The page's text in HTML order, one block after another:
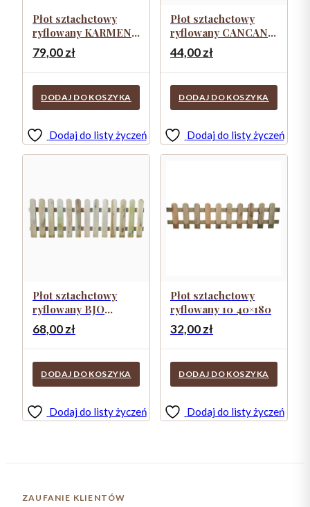
Płot sztachetowy
ryflowany KARMEN
80×180
79,00zł
DODAJ DO KOSZYKA
Dodaj do listy życzeń
Płot sztachetowy
ryflowany CANCAN
60×180
44,00zł
DODAJ DO KOSZYKA
Dodaj do listy życzeń
Płot sztachetowy
ryflowany BJO
60×180
68,00zł
DODAJ DO KOSZYKA
Dodaj do listy życzeń
Płot sztachetowy
ryflowany 10 40×180
32,00zł
DODAJ DO KOSZYKA
Dodaj do listy życzeń
ZAUFANIE KLIENTÓW